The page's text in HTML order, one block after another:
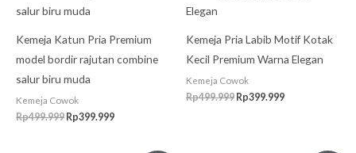
Kemeja Katun Pria Premium
model bordir rajutan combine
salur biru muda
Kemeja Cowok
Rp499.999 Rp399.999
Kemeja Pria Labib Motif Kotak
Kecil Premium Warna Elegan
Kemeja Cowok
Rp499.999 Rp399.999